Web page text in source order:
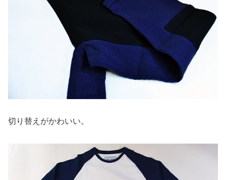
切り替えがかわいい。